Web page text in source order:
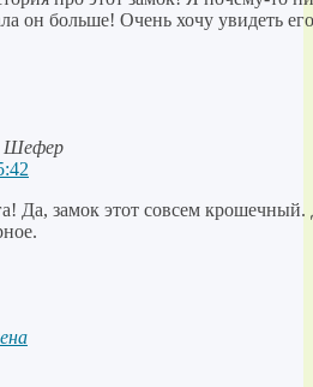
он больше! Очень хочу увидеть
Шефер
Да, замок этот совсем